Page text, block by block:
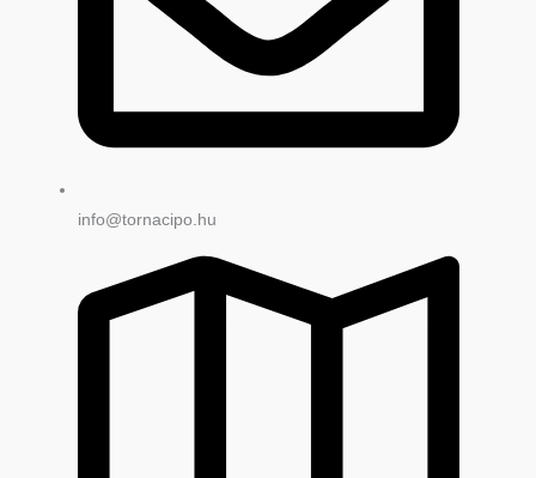
info@tornacipo.hu